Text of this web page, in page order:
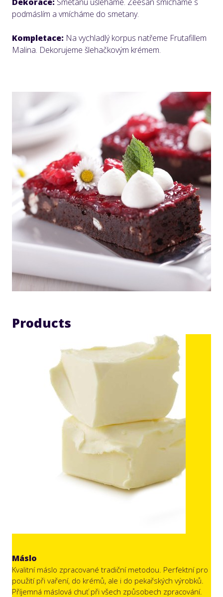
podmáslím a vmícháme do smetany.
Kompletace: Na vychladlý korpus natřeme Frutafillem
Malina. Dekorujeme šlehačkovým krémem.
Products
Máslo
Kvalitní máslo zpracované tradiční metodou. Perfektní pro
použití při vaření, do krémů, ale i do pekařských výrobků.
Příjemná máslová chuť při všech způsobech zpracování.